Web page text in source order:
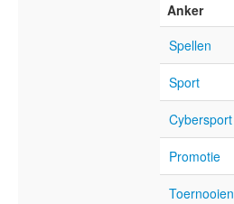
Anker
Spellen
Sport
Cybersport
Promotie
Toernooien